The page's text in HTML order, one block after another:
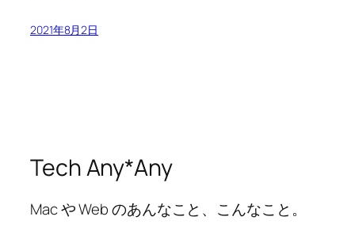
2021年8月2日
Tech Any*Any
Mac や Web のあんなこと、こんなこと。